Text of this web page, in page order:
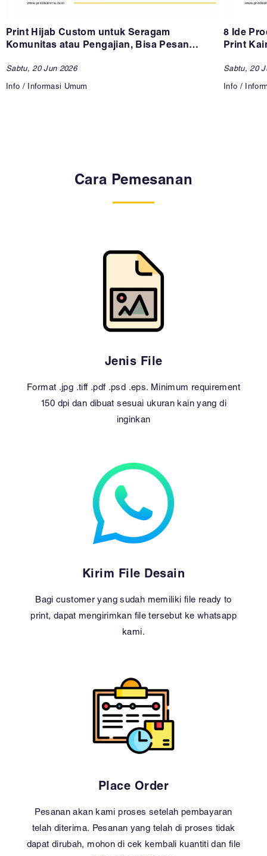
Print Hijab Custom untuk Seragam
Komunitas atau Pengajian, Bisa Pesan
Sabtu, 20 Jun 2026
Info / Informasi Umum
8 Ide
Print
Sabtu, 20
Info /
Cara Pemesanan
Jenis File
Format .jpg .tiff .pdf .psd .eps. Minimum requirement
150 dpi dan dibuat sesuai ukuran kain yang di
inginkan
Kirim File Desain
Bagi customer yang sudah memiliki file ready to
print, dapat mengirimkan file tersebut ke whatsapp
kami.
Place Order
Pesanan akan kami proses setelah pembayaran
telah diterima. Pesanan yang telah di proses tidak
dapat dirubah, mohon di cek kembali kuantiti dan file